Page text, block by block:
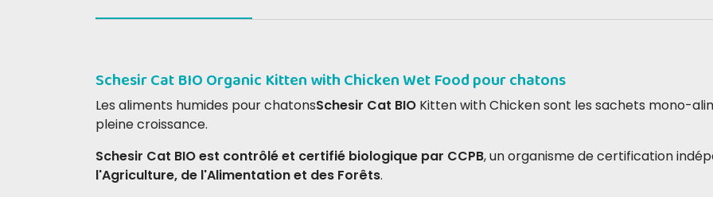
Schesir Cat BIO Organic Kitten with Chicken Wet Food pour chatons
Les aliments humides pour chatonsSchesir Cat BIO Kitten with Chicken sont les sachets mono-
pleine croissance.
Schesir Cat BIO est contrôlé et certifié biologique par CCPB, un organisme de certification
l'Agriculture, de l'Alimentation et des Forêts.